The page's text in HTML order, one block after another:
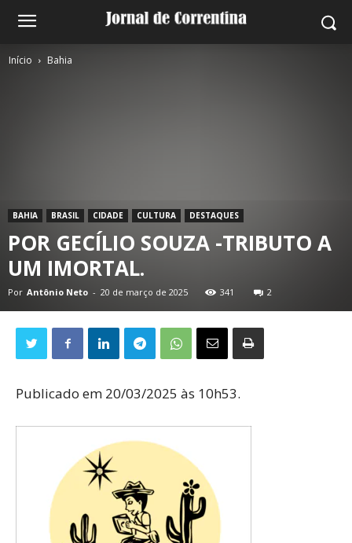
Início Bahia
BAHIA BRASIL CIDADE CULTURA DESTAQUES
POR GECÍLIO SOUZA -TRIBUTO A
UM IMORTAL.
Por Antônio Neto - 20 de março de 2025 341 2
Publicado em 20/03/2025 às 10h53.